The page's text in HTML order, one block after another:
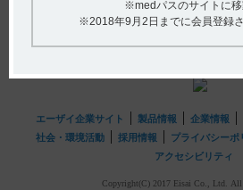
※medパスのサイトに
※2018年9月2日までに会員登録
フリーダイヤル
インターネットでのお
エーザイ企業サイト 製品情報 企業情報
社会・環境活動
採用情報 プライバシーポ
アクセシビリティ
Copyright(C) 2017 Eisai Co., Ltd. All